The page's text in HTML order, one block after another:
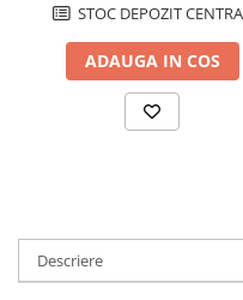
STOC DEPOZIT
ADAUGA IN COS
Descriere